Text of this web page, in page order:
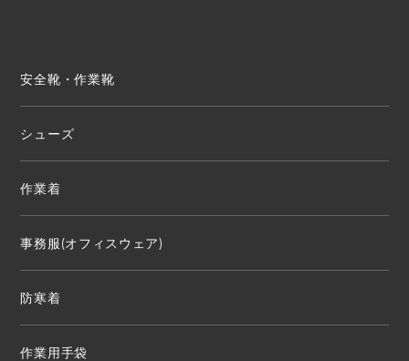
安全靴・作業靴
シューズ
作業着
事務服(オフィスウェア)
防寒着
作業用手袋